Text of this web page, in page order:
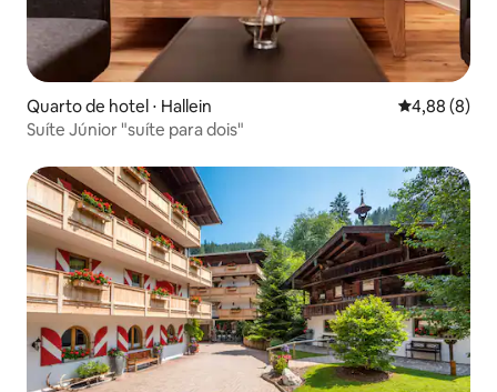
Quarto de hotel ⋅ Hallein 4,88 de uma
4,88 (8)
Suíte Júnior "suíte para dois"